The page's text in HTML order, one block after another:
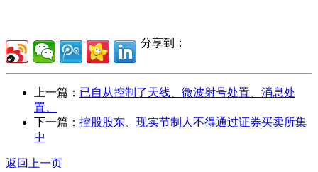
分享到：
上一篇： 已自从控制了天线、微波射号处置、消息处
置、
下一篇： 控股股东、现实节制人不得通过证券买卖所集
中
返回上一页